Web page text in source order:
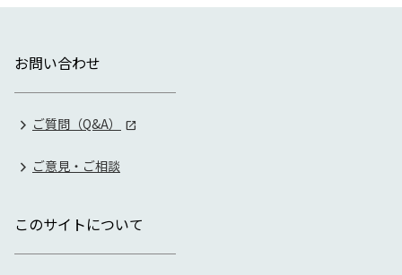
お問い合わせ
ご質問（Q&A）
ご意見・ご相談
このサイトについて